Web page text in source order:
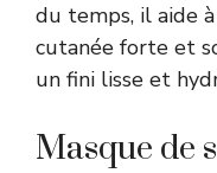
du temps, il aide
cutanée forte et
un fini lisse et
Masque de